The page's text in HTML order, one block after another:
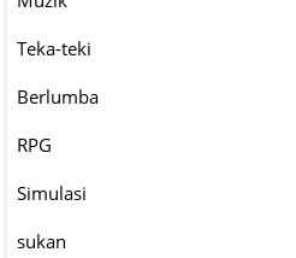
Teka-teki
Berlumba
RPG
Simulasi
sukan